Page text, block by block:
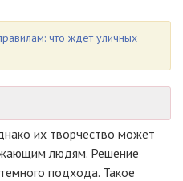
что ждёт уличных
их творчество может
людям. Решение
подхода. Такое